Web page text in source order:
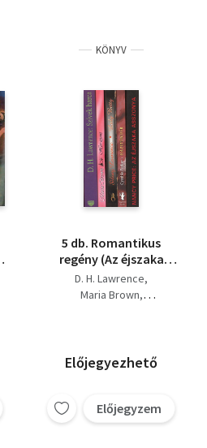
KÖNYV
5 db. Romantikus
regény (Az éjszaka
asszonya + Házitündér
+ Lady Betty +
D. H. Lawrence
Maria Brown
Előjegyezhető
Előjegyzem